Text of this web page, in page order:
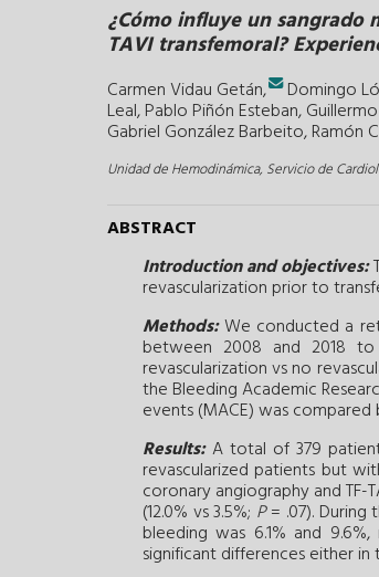
¿Cómo influye un sangrado
TAVI transfemoral?
Carmen Vidau Getán, Domingo
Leal,Pablo Piñón Esteban,
Gabriel González Barbeito,Ramón
Unidad de Hemodinámica, Servicio de
ABSTRACT
Introduction and objectives:
revascularization prior to
Methods:We conducted a
between 2008 and 2018
revascularization vs no
the Bleeding Academic
events (MACE) was
Results:A total of 379
revascularized patients but
coronary angiography and TF-
(12.0% vs 3.5%; P= .07). During
bleeding was 6.1% and
significant differences either